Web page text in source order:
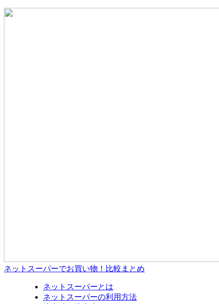
ネットスーパーでお買い物！比較まとめ
ネットスーパーとは
ネットスーパーの利用方法